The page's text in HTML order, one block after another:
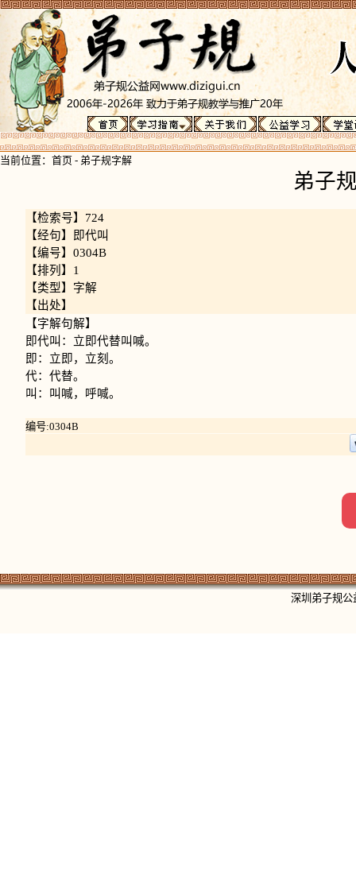
当前位置： 首页 - 弟子规字解
弟子
【检索号】724
【经句】即代叫
【编号】0304B
【排列】1
【类型】字解
【出处】
【字解句解】
即代叫：立即代替叫喊。
即：立即，立刻。
代：代替。
叫：叫喊，呼喊。
编号:0304B
深圳弟子规